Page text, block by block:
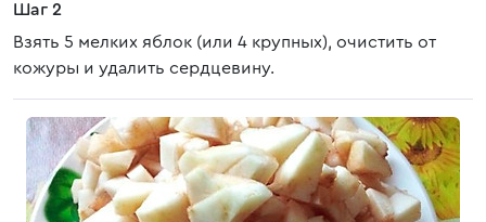
Шаг 2
Взять 5 мелких яблок (или 4 крупных), очистить от
кожуры и удалить сердцевину.